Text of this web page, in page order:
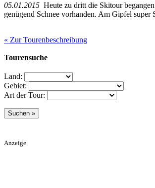
05.01.2015 Heute zu dritt die Skitour
genügend Schnee vorhanden. Am Gipfel super
« Zur Tourenbeschreibung
Tourensuche
Land:
Gebiet:
Art der Tour:
Anzeige